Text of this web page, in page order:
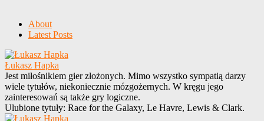
About
Latest Posts
Łukasz Hapka
Jest miłośnikiem gier złożonych. Mimo wszystko sympatią darzy
wiele tytułów, niekoniecznie mózgożernych. W kręgu jego
zainteresowań są także gry logiczne.
Ulubione tytuły: Race for the Galaxy, Le Havre, Lewis & Clark.